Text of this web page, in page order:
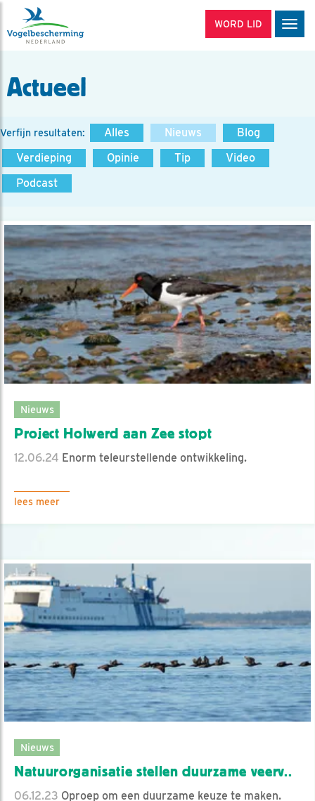
WORD LID
Actueel
Verfijn resultaten: Alles Nieuws
Blog
Verdieping
Opinie Tip
Video
Podcast
Nieuws
Project Holwerd aan Zee stopt
12.06.24 Enorm teleurstellende ontwikkeling.
lees meer
Nieuws
Natuurorganisatie stellen duurzame veerv..
06.12.23 Oproep om een duurzame keuze te maken.